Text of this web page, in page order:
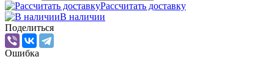
Рассчитать доставку
В наличии
Поделиться
Ошибка